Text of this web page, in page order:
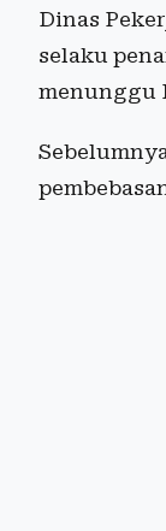
Dinas
selaku
menunggu